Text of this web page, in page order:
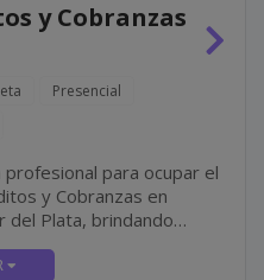
y Cobranzas
Presencial
para ocupar el
y Cobranzas en
del Plata, brindando
colaborando
de créditos y cobranzas,...